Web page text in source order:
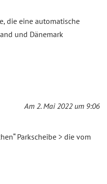
die eine automatische
und Dänemark
Am 2. Mai 2022 um 9:06
Parkscheibe > die vom